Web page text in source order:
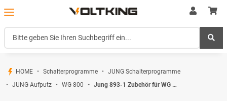
HOME Schalterprogramme
JUNG Schalterprogramme
JUNG Aufputz
WG 800 Jung 893-1 Zubehör für WG 800 und Sondergeräte Aufputz